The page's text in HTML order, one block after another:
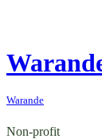
Warande
Non-profit